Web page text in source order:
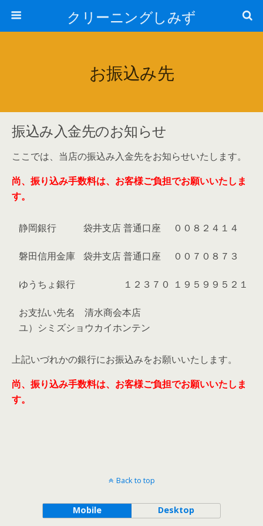
クリーニングしみず
お振込み先
振込み入金先のお知らせ
ここでは、当店の振込み入金先をお知らせいたします。
尚、振り込み手数料は、お客様ご負担でお願いいたしま
す。
静岡銀行 袋井支店普通口座 ００８２４１４
磐田信用金庫 袋井支店普通口座 ００７０８７３
ゆうちょ銀行 １２３７０ １９５９９５２１
お支払い先名 清水商会本店
ユ）シミズショウカイホンテン
上記いづれかの銀行にお振込みをお願いいたします。
尚、振り込み手数料は、お客様ご負担でお願いいたしま
す。
Back to top
Mobile Desktop